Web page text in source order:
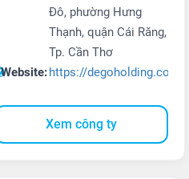
Đô, phường Hưng
Thạnh, quận Cái Răng,
Tp. Cần Thơ
Website:https://degoholding.com/
Xem công ty